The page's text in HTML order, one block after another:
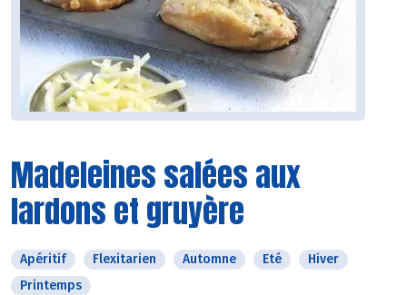
Madeleines salées aux
lardons et gruyère
Apéritif Flexitarien Automne Eté
Hiver
Printemps